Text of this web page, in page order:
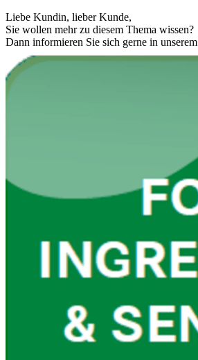
Liebe Kundin, lieber Kunde,
Sie wollen mehr zu diesem Thema wissen?
Dann informieren Sie sich gerne in unserem